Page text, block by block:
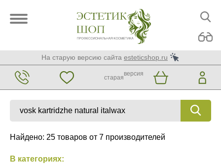
На старую версию сайта esteticshop.ru
старая
версия
Найдено: 25 товаров от 7 производителей
В категориях: